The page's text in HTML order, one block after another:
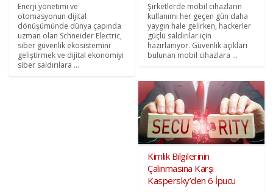
Enerji yönetimi ve
otomasyonun dijital
dönüşümünde dünya çapında
uzman olan Schneider Electric,
siber güvenlik ekosistemini
geliştirmek ve dijital ekonomiyi
siber saldırılara ...
Şirketlerde mobil cihazların
kullanımı her geçen gün daha
yaygın hale gelirken, hackerler
güçlü saldırılar için
hazırlanıyor. Güvenlik açıkları
bulunan mobil cihazlara ...
Kimlik Bilgilerinin
Çalınmasına Karşı
Kaspersky’den 6 İpucu